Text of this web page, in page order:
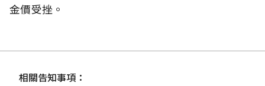
金價受挫。
相關告知事項：